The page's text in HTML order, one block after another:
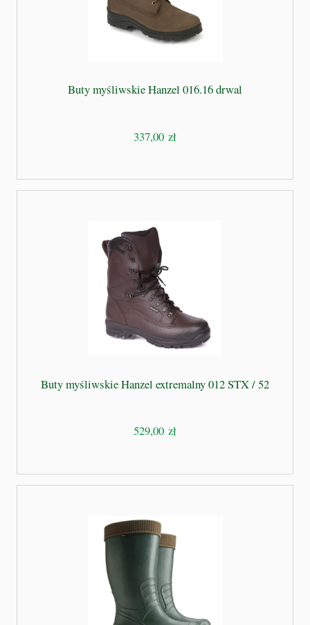
Buty myśliwskie Hanzel 016.16 drwal
337,00 zł
Buty myśliwskie Hanzel extremalny 012 STX / 52
529,00 zł